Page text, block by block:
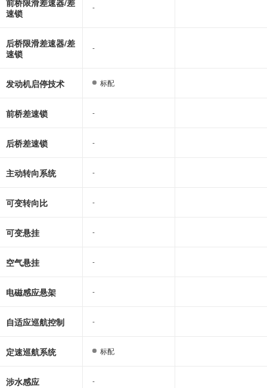
速锁
-
后桥限滑差速器/差
速锁
-
发动机启停技术 标配
前桥差速锁 -
后桥差速锁 -
主动转向系统 -
可变转向比 -
可变悬挂 -
空气悬挂 -
电磁感应悬架 -
自适应巡航控制 -
定速巡航系统 标配
涉水感应 -
-
-
标配
-
-
-
-
-
-
-
-
标配
-